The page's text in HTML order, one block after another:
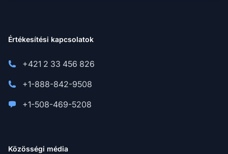
Értékesítési kapcsolatok
+421 2 33 456 826
+1-888-842-9508
+1-508-469-5208
Közösségi média